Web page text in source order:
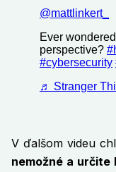
V ďalšom videu
nemožné a určite